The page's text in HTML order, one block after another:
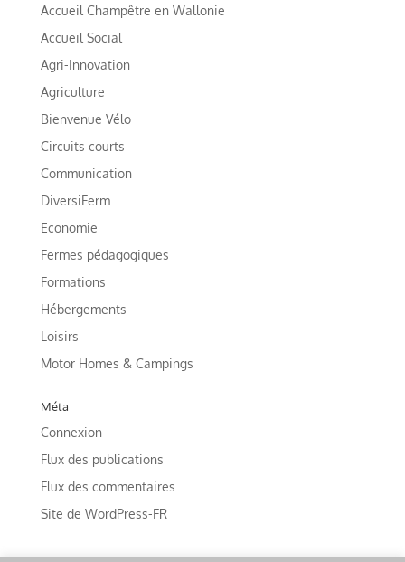
Accueil Champêtre en Wallonie
Accueil Social
Agri-Innovation
Agriculture
Bienvenue Vélo
Circuits courts
Communication
DiversiFerm
Economie
Fermes pédagogiques
Formations
Hébergements
Loisirs
Motor Homes & Campings
Méta
Connexion
Flux des publications
Flux des commentaires
Site de WordPress-FR